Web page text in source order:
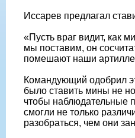
Иссарев предлагал
«Пусть враг видит, как
мы поставим, он
помешают наши
Командующий одобрил
было ставить мины не
чтобы наблюдательные
смогли не только
разобраться, чем они